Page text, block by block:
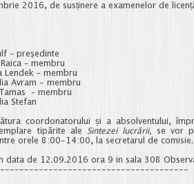
2016, de susținere a examenelor de
– preşedinte
– membru
– membru
Avram - membru
– membru
Stefan
coordonatorului și a absolventului,
tipărite ale
Sintezei lucrării, se vor
orele 8:00-14:00, la secretarul de
data de 12.09.2016 ora 9 in sala 308